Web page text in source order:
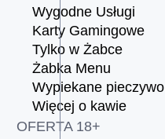
Wygodne Usługi
Karty Gamingowe
Tylko w Żabce
Żabka Menu
Wypiekane pieczywo
Więcej o kawie
OFERTA 18+